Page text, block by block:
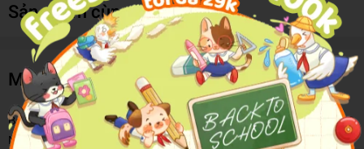
Sản phẩm cùng loại
Mô tả sản phẩm
Bạn có biết xung quanh mình có những người bạn nhỏ nào không?
Những người bạn thân quen vẫn sống ngay bên cạnh với những